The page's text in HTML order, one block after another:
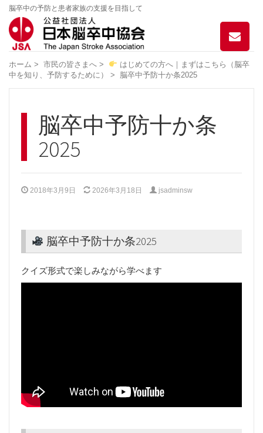
脳卒中の予防と患者家族の支援を目指して
お
問
い
合
ホーム > 市民の皆さまへ >
はじめての方へ｜まずはこちら（脳卒
中を知り、予防するために）
> 脳卒中予防十か条2025
脳卒中予防十か条
2025
2018年3月9日 2026年3月18日 jsadminsw
脳卒中予防十か条2025
クイズ形式で楽しみながら学べます